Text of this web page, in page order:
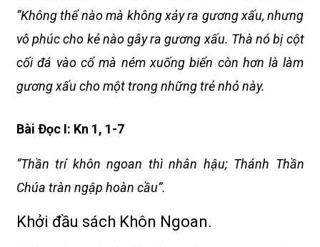
“Không thể nào mà không xảy ra gương xấu, nhưng
vô phúc cho kẻ nào gây ra gương xấu. Thà nó bị cột
cối đá vào cổ mà ném xuống biển còn hơn là làm
gương xấu cho một trong những trẻ nhỏ này.
Bài Ðọc I: Kn 1, 1-7
“Thần trí khôn ngoan thì nhân hậu; Thánh Thần
Chúa tràn ngập hoàn cầu”.
Khởi đầu sách Khôn Ngoan.